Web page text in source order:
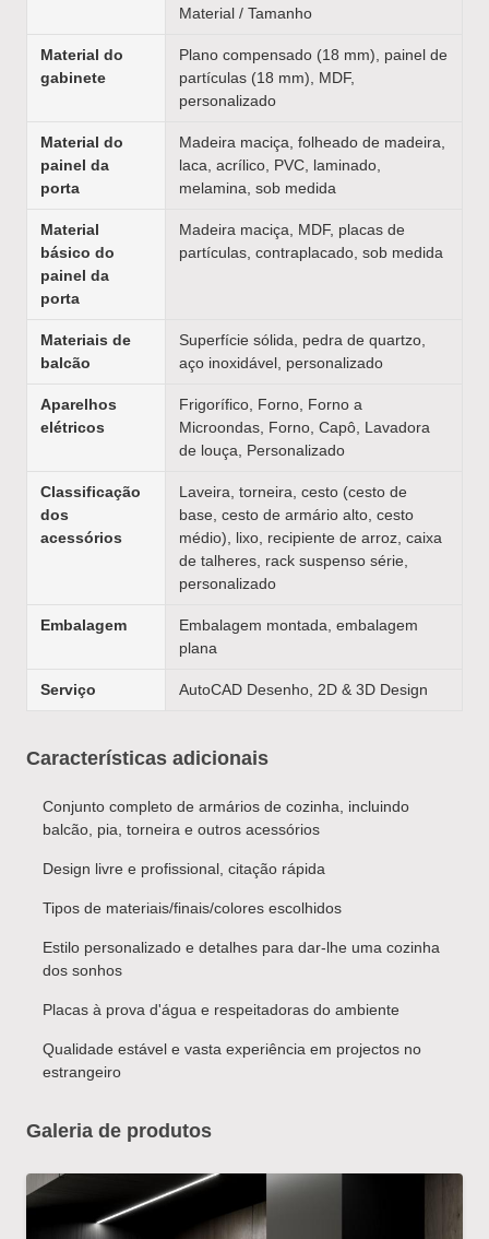
Material / Tamanho
Material do
gabinete
Plano compensado (18 mm), painel de
partículas (18 mm), MDF,
personalizado
Material do
painel da
porta
Madeira maciça, folheado de madeira,
laca, acrílico, PVC, laminado,
melamina, sob medida
Material
básico do
painel da
porta
Madeira maciça, MDF, placas de
partículas, contraplacado, sob medida
Materiais de
balcão
Superfície sólida, pedra de quartzo,
aço inoxidável, personalizado
Aparelhos
elétricos
Frigorífico, Forno, Forno a
Microondas, Forno, Capô, Lavadora
de louça, Personalizado
Classificação
dos
acessórios
Laveira, torneira, cesto (cesto de
base, cesto de armário alto, cesto
médio), lixo, recipiente de arroz, caixa
de talheres, rack suspenso série,
personalizado
Embalagem
Embalagem montada, embalagem
plana
Serviço AutoCAD Desenho, 2D & 3D Design
Características adicionais
Conjunto completo de armários de cozinha, incluindo
balcão, pia, torneira e outros acessórios
Design livre e profissional, citação rápida
Tipos de materiais/finais/colores escolhidos
Estilo personalizado e detalhes para dar-lhe uma cozinha
dos sonhos
Placas à prova d'água e respeitadoras do ambiente
Qualidade estável e vasta experiência em projectos no
estrangeiro
Galeria de produtos